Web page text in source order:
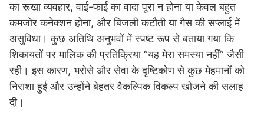
का रूखा व्यवहार, वाई-फाई का वादा पूरा न होना या केवल बहुत
कमजोर कनेक्शन होना, और बिजली कटौती या गैस की सप्लाई में
असुविधा। कुछ अतिथि अनुभवों में स्पष्ट रूप से बताया गया कि
शिकायतों पर मालिक की प्रतिक्रिया “यह मेरा समस्या नहीं” जैसी
रही। इस कारण, भरोसे और सेवा के दृष्टिकोण से कुछ मेहमानों को
निराशा हुई और उन्होंने बेहतर वैकल्पिक विकल्प खोजने की सलाह
दी।